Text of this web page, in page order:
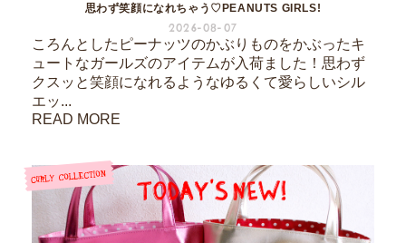
思わず笑顔になれちゃう♡PEANUTS GIRLS!
2026-08-07
ころんとしたピーナッツのかぶりものをかぶったキ
ュートなガールズのアイテムが入荷ました！思わず
クスッと笑顔になれるようなゆるくて愛らしいシル
エッ...
READ MORE